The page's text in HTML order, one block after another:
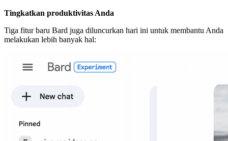
Tingkatkan produktivitas Anda
Tiga fitur baru Bard juga diluncurkan hari ini untuk membantu Anda
melakukan lebih banyak hal: